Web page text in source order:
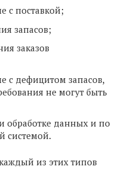
с поставкой;
запасов;
заказов
с дефицитом запасов,
не могут быть
обработке данных и по
системой.
из этих типов